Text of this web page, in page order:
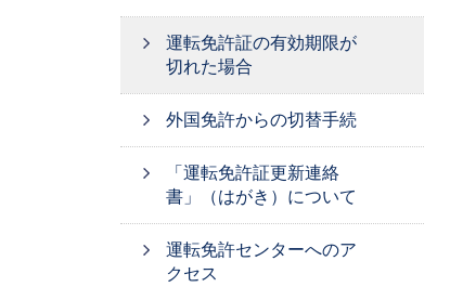
運転免許証の有効期限が
切れた場合
外国免許からの切替手続
「運転免許証更新連絡
書」（はがき）について
運転免許センターへのア
クセス